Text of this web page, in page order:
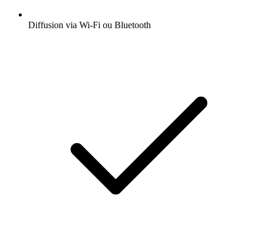
Diffusion via Wi-Fi ou Bluetooth